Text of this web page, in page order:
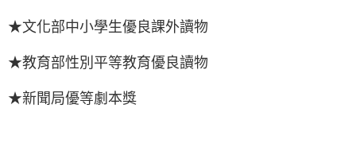
★文化部中小學生優良課外讀物
★教育部性別平等教育優良讀物
★新聞局優等劇本獎